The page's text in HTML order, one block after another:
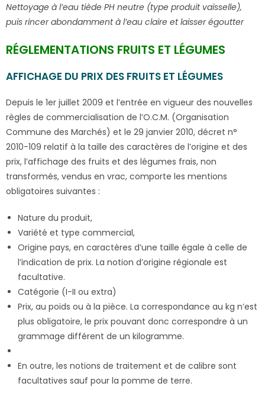
Nettoyage à l’eau tiède PH neutre (type produit vaisselle),
puis rincer abondamment à l’eau claire et laisser égoutter
RÉGLEMENTATIONS FRUITS ET LÉGUMES
AFFICHAGE DU PRIX DES FRUITS ET LÉGUMES
Depuis le 1er juillet 2009 et l’entrée en vigueur des nouvelles
règles de commercialisation de l’O.C.M. (Organisation
Commune des Marchés) et le 29 janvier 2010, décret n°
2010-109 relatif à la taille des caractères de l’origine et des
prix, l’affichage des fruits et des légumes frais, non
transformés, vendus en vrac, comporte les mentions
obligatoires suivantes :
Nature du produit,
Variété et type commercial,
Origine pays, en caractères d’une taille égale à celle de
l’indication de prix. La notion d’origine régionale est
facultative.
Catégorie (I-II ou extra)
Prix, au poids ou à la pièce. La correspondance au kg n’est
plus obligatoire, le prix pouvant donc correspondre à un
grammage différent de un kilogramme.
En outre, les notions de traitement et de calibre sont
facultatives sauf pour la pomme de terre.